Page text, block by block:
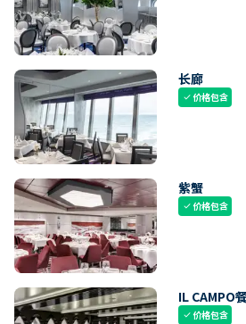
长廊
check价格包含
紫蟹
check价格包含
IL CAMPO
check价格包含